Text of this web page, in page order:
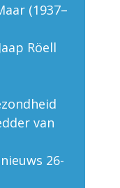
(1937–
Röell
van
26-